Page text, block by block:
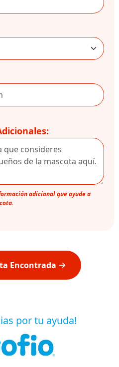
adicional que ayude a
Encontrada
por tu ayuda!